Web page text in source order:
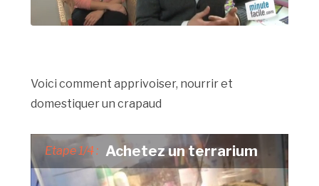
Voici comment apprivoiser, nourrir et
domestiquer un crapaud
Etape 1/4 : Achetez un terrarium